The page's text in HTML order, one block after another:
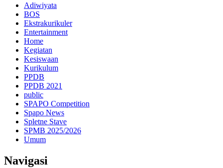
Adiwiyata
BOS
Ekstrakurikuler
Entertainment
Home
Kegiatan
Kesiswaan
Kurikulum
PPDB
PPDB 2021
public
SPAPO Competition
Spapo News
Spletne Stave
SPMB 2025/2026
Umum
Navigasi